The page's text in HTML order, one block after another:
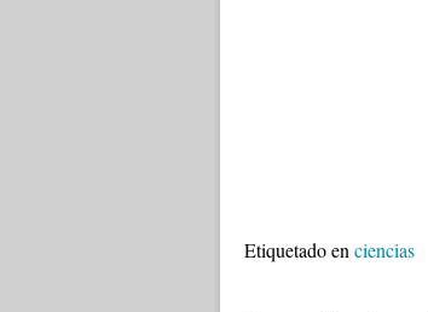
Etiquetado en ciencias